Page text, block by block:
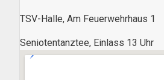
TSV-Halle, Am Feuerwehrhaus 1
Seniotentanztee, Einlass 13 Uhr